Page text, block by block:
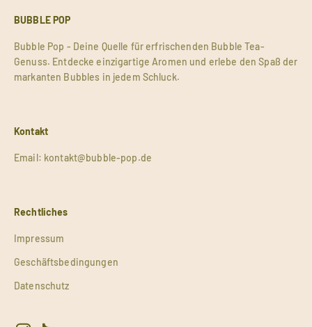
BUBBLE POP
Bubble Pop - Deine Quelle für erfrischenden Bubble Tea-
Genuss. Entdecke einzigartige Aromen und erlebe den Spaß der
markanten Bubbles in jedem Schluck.
Kontakt
Email: kontakt@bubble-pop.de
Rechtliches
Impressum
Geschäftsbedingungen
Datenschutz